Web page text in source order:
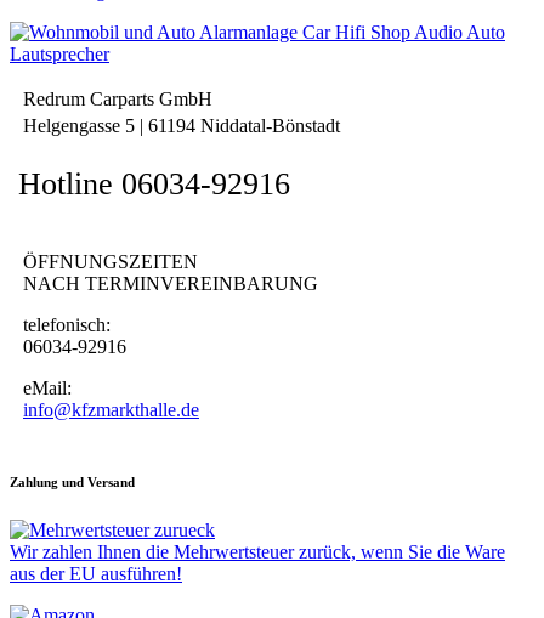
Redrum Carparts GmbH
Helgengasse 5 | 61194 Niddatal-Bönstadt
Hotline 06034-92916
ÖFFNUNGSZEITEN
NACH TERMINVEREINBARUNG
telefonisch:
06034-92916
eMail:
info@kfzmarkthalle.de
Zahlung und Versand
Wir zahlen Ihnen die Mehrwertsteuer zurück, wenn Sie die Ware
aus der EU ausführen!